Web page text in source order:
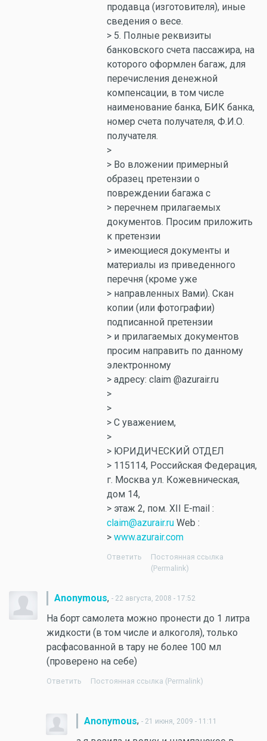
продавца (изготовителя), иные
сведения о весе.
> 5. Полные реквизиты
банковского счета пассажира, на
которого оформлен багаж, для
перечисления денежной
компенсации, в том числе
наименование банка, БИК банка,
номер счета получателя, Ф.И.О.
получателя.
>
> Во вложении примерный
образец претензии о
повреждении багажа с
> перечнем прилагаемых
документов. Просим приложить
к претензии
> имеющиеся документы и
материалы из приведенного
перечня (кроме уже
> направленных Вами). Скан
копии (или фотографии)
подписанной претензии
> и прилагаемых документов
просим направить по данному
электронному
> адресу: claim @azurair.ru
>
>
> С уважением,
>
> ЮРИДИЧЕСКИЙ ОТДЕЛ
> 115114, Российская Федерация,
г. Москва ул. Кожевническая,
дом 14,
> этаж 2, пом. XII E-mail :
claim@azurair.ru Web :
> www.azurair.com
Ответить
Постоянная ссылка
(Permalink)
Anonymous, - 22 августа, 2008 - 17:52
На борт самолета можно пронести до 1 литра
жидкости (в том числе и алкоголя), только
расфасованной в тару не более 100 мл
(проверено на себе)
Ответить Постоянная ссылка (Permalink)
Anonymous, - 21 июня, 2009 - 11:11